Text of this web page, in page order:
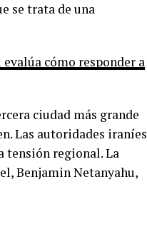
se trata de una
cómo responder a
ciudad más grande
Las autoridades iraníes
tensión regional. La
Benjamin Netanyahu,